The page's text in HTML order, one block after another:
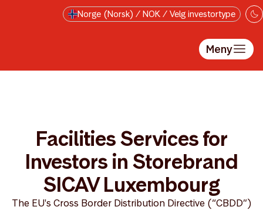
Hopp til hovedinnholdetNorge (Norsk) / NOK / Velg investortype
Meny
Facilities Services for
Investors in Storebrand
SICAV Luxembourg
The EU's Cross Border Distribution Directive (“CBDD”)